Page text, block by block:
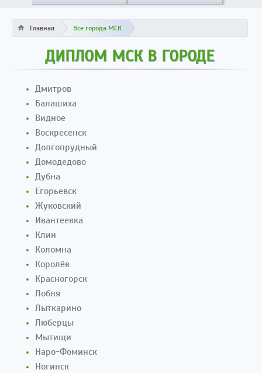
Главная Все города МСК
ДИПЛОМ МСК В ГОРОДЕ
Дмитров
Балашиха
Видное
Воскресенск
Долгопрудный
Домодедово
Дубна
Егорьевск
Жуковский
Ивантеевка
Клин
Коломна
Королёв
Красногорск
Лобня
Лыткарино
Люберцы
Мытищи
Наро-Фоминск
Ногинск